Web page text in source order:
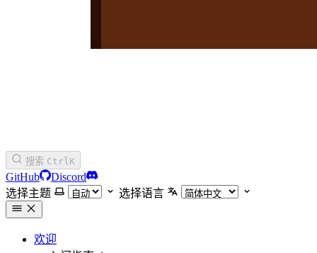
搜索 CtrlK
GitHub
Discord
选择主题
选择语言
欢迎